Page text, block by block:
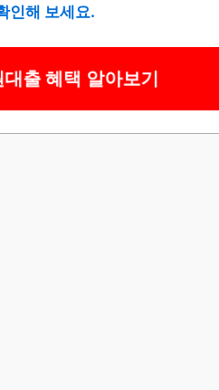
인해 보세요.
출 혜택 알아보기